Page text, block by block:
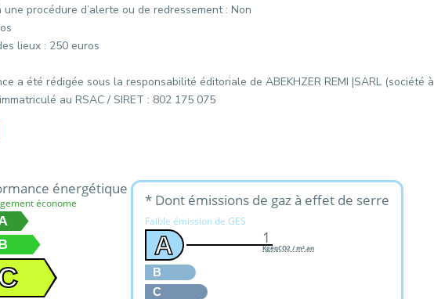
procédure d’alerte ou de redressement : Non
lieux : 250 euros
a été rédigée sous la responsabilité éditoriale de ABEKHZER REMI |SARL (société à
au RSAC / SIRET : 802 175 075
énergétique
économe * Dont émissions de gaz à effet de serre
Faible émission de GES
A
B
C
1
KgéqCO2 / m².an